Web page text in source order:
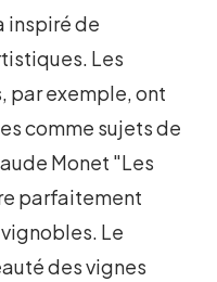
inspiré de
Les
par exemple, ont
comme sujets de
Monet "Les
parfaitement
Le
des vignes